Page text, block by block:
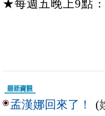
★每週五晚上9點 :
孟漢娜回來了！ (